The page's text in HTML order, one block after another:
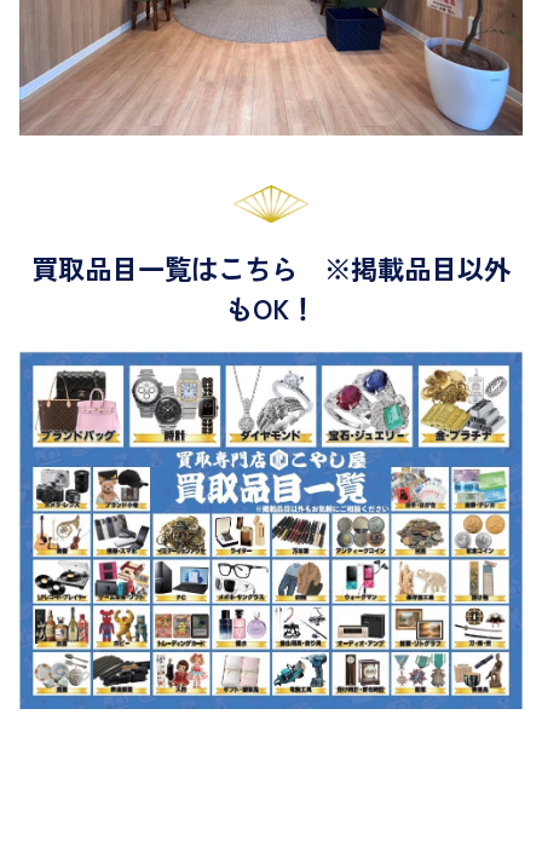
買取品目一覧はこちら ※掲載品目以外
もOK！